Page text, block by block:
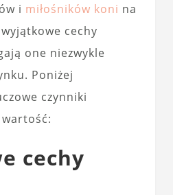
i miłośników koni na
cechy
one niezwykle
Poniżej
czynniki
wartość:
cechy